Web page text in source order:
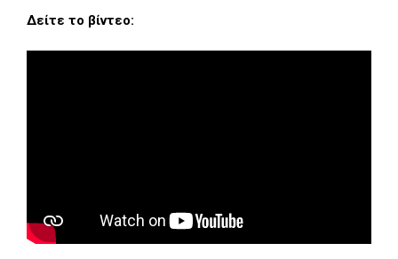
Δείτε το βίντεο: